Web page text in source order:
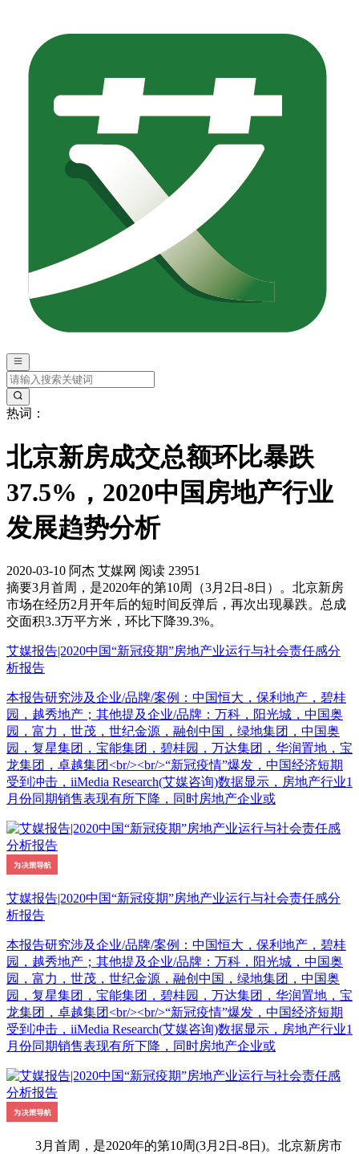
热词：
北京新房成交总额环比暴跌
37.5%，2020中国房地产行业
发展趋势分析
2020-03-10 阿杰 艾媒网 阅读 23951
摘要3月首周，是2020年的第10周（3月2日-8日）。北京新房
市场在经历2月开年后的短时间反弹后，再次出现暴跌。总成
交面积3.3万平方米，环比下降39.3%。
艾媒报告|2020中国“新冠疫期”房地产业运行与社会责任感分
析报告
本报告研究涉及企业/品牌/案例：中国恒大，保利地产，碧桂
园，越秀地产；其他提及企业/品牌：万科，阳光城，中国奥
园，富力，世茂，世纪金源，融创中国，绿地集团，中国奥
园，复星集团，宝能集团，碧桂园，万达集团，华润置地，宝
龙集团，卓越集团<br/><br/>“新冠疫情”爆发，中国经济短期
受到冲击，iiMedia Research(艾媒咨询)数据显示，房地产行业1
月份同期销售表现有所下降，同时房地产企业或
艾媒报告|2020中国“新冠疫期”房地产业运行与社会责任感分
析报告
本报告研究涉及企业/品牌/案例：中国恒大，保利地产，碧桂
园，越秀地产；其他提及企业/品牌：万科，阳光城，中国奥
园，富力，世茂，世纪金源，融创中国，绿地集团，中国奥
园，复星集团，宝能集团，碧桂园，万达集团，华润置地，宝
龙集团，卓越集团<br/><br/>“新冠疫情”爆发，中国经济短期
受到冲击，iiMedia Research(艾媒咨询)数据显示，房地产行业1
月份同期销售表现有所下降，同时房地产企业或
3月首周，是2020年的第10周(3月2日-8日)。北京新房市